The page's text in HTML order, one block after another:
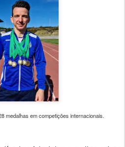
medalhas em competições internacionais.